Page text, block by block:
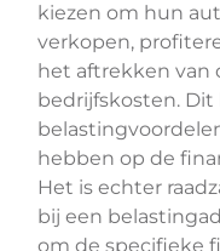
kiezen om hun
verkopen,
het aftrekken van
bedrijfskosten.
hebben op de
Het is echter
bij een
om de specifieke